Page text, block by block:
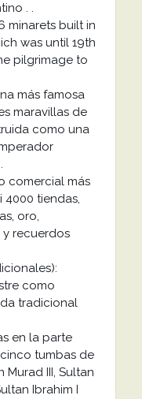
. .
minarets built in
was until 19th
pilgrimage to
más famosa
maravillas de
como una
comercial más
tiendas,
oro,
recuerdos
como
tradicional
en la parte
tumbas de
Murad III, Sultan
Ibrahim I